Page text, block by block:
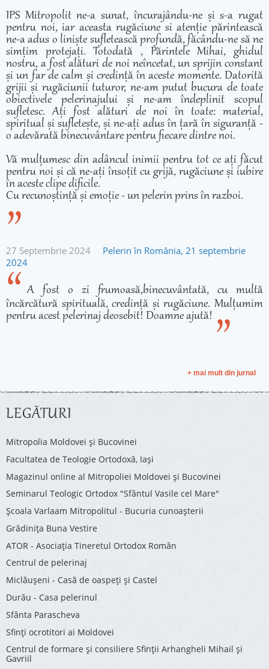
IPS Mitropolit ne-a sunat, încurajându-ne și s-a rugat
pentru noi, iar aceasta rugăciune si atenție părintească
ne-a adus o liniște sufletească profundă, făcându-ne să ne
simțim protejați. Totodată , Părintele Mihai, ghidul
nostru, a fost alături de noi neîncetat, un sprijin constant
și un far de calm și credință în aceste momente. Datorită
grijii și rugăciunii tuturor, ne-am putut bucura de toate
obiectivele pelerinajului și ne-am îndeplinit scopul
sufletesc. Ați fost alături de noi în toate: material,
spiritual și sufletește, și ne-ați adus în țară în siguranță -
o adevărată binecuvântare pentru fiecare dintre noi.
Vă mulțumesc din adâncul inimii pentru tot ce ați făcut
pentru noi și că ne-ați însoțit cu grijă, rugăciune și iubire
în aceste clipe dificile.
Cu recunoștință și emoție - un pelerin prins în razboi.
27 Septembrie 2024
Pelerin în România, 21 septembrie
2024
A fost o zi frumoasă,binecuvântată, cu multă
încărcătură spirituală, credință și rugăciune. Mulțumim
pentru acest pelerinaj deosebit! Doamne ajută!
+ mai mult din jurnal
LEGĂTURI
Mitropolia Moldovei și Bucovinei
Facultatea de Teologie Ortodoxă, Iaşi
Magazinul online al Mitropoliei Moldovei și Bucovinei
Seminarul Teologic Ortodox "Sfântul Vasile cel Mare"
Şcoala Varlaam Mitropolitul - Bucuria cunoaşterii
Grădinița Buna Vestire
ATOR - Asociaţia Tineretul Ortodox Român
Centrul de pelerinaj
Miclăușeni - Casă de oaspeţi şi Castel
Durău - Casa pelerinul
Sfânta Parascheva
Sfinți ocrotitori ai Moldovei
Centrul de formare și consiliere Sfinții Arhangheli Mihail și
Gavriil